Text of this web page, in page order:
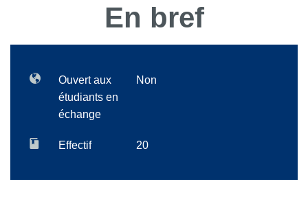
En bref
Ouvert aux
étudiants en
échange
Non
Effectif 20